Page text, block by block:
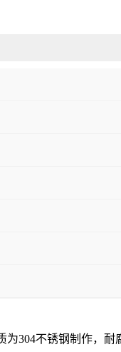
为304不锈钢制作，耐